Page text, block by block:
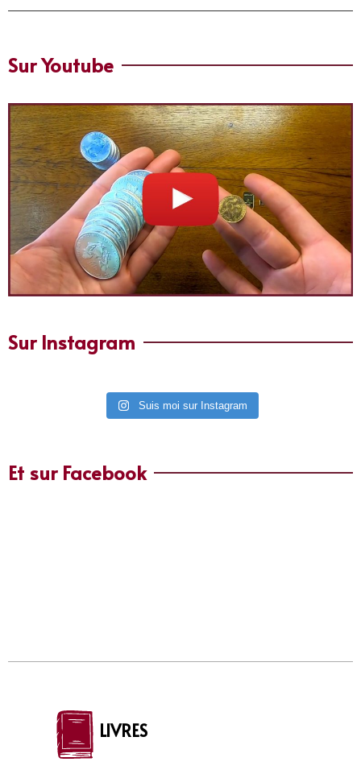
Sur Youtube
Sur Instagram
Suis moi sur Instagram
Et sur Facebook
LIVRES